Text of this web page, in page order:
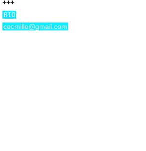
+++
BIO
cecmille@gmail.com